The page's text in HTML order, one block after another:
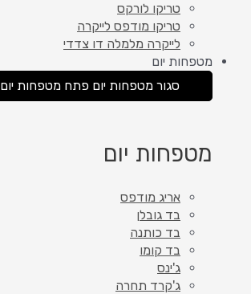
טריקו לורקס
טריקו מודפס לייקרה
לייקרה מלמלה דו צדדי
מטפחות יום
סגור מטפחות יום פתח מטפחות יום
מטפחות יום
אריג מודפס
בד גובלן
בד כותנה
בד קומו
ג'ינס
ג'קרד תחרה